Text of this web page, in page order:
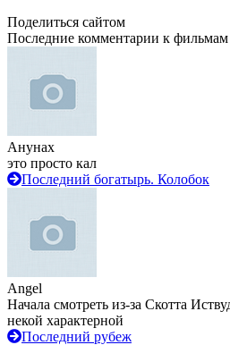
Поделиться сайтом
Последние комментарии к фильмам
Анунах
это просто кал
Последний богатырь. Колобок
Angel
Начала смотреть из-за Скотта
некой характерной
Последний рубеж